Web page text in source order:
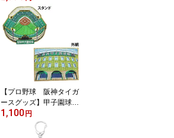
【プロ野球 阪神タイガ
ースグッズ】甲子園球場
ワッペン（小）
1,100円